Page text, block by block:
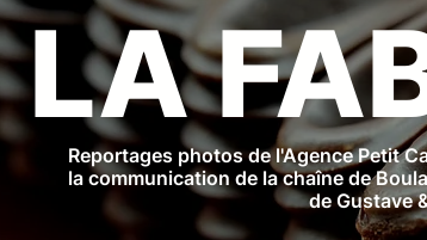
LA
Reportages photos de l'Agence Petit
la communication de la chaîne de
de Gustave